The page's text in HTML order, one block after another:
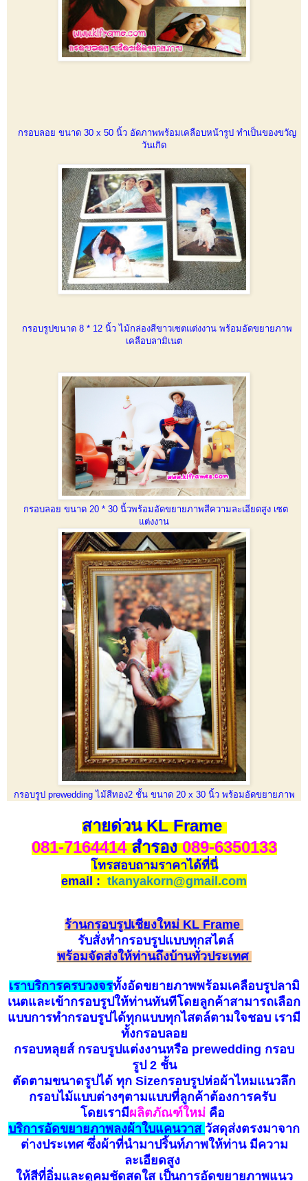
กรอบลอย ขนาด 30 x 50 นิ้ว อัดภาพพร้อมเคลือบหน้ารูป ทำเป็นของขวัญ
วันเกิด
กรอบรูปขนาด 8 * 12 นิ้ว ไม้กล่องสีขาวเซตแต่งงาน พร้อมอัดขยายภาพ
เคลือบลามิเนต
กรอบลอย ขนาด 20 * 30 นิ้วพร้อมอัดขยายภาพสีความละเอียดสูง เซต
แต่งงาน
กรอบรูป prewedding ไม้สีทอง2 ชั้น ขนาด 20 x 30 นิ้ว พร้อมอัดขยายภาพ
สายด่วน KL Frame
081-7164414สำรอง089-6350133
โทรสอบถามราคาได้ที่นี่
email : tkanyakorn@gmail.com
ร้านกรอบรูปเชียงใหม่ KL Frame
รับสั่งทำกรอบรูปแบบทุกสไตล์
พร้อมจัดส่งให้ท่านถึงบ้านทั่วประเทศ
เราบริการครบวงจรทั้งอัดขยายภาพพร้อมเคลือบรูปลามิ
เนตและเข้ากรอบรูปให้ท่านทันทีโดยลูกค้าสามารถเลือก
แบบการทำกรอบรูปได้ทุกแบบทุกไสตล์ตามใจชอบ เรามี
ทั้งกรอบลอย
กรอบหลุยส์ กรอบรูปแต่งงานหรือ prewedding กรอบ
รูป 2 ชั้น
ตัดตามขนาดรูปได้ ทุก Sizeกรอบรูปห่อผ้าไหมแนวลึก
กรอบไม้แบบต่างๆตามแบบที่ลูกค้าต้องการครับ
โดยเรามีผลิตภัณฑ์ใหม่คือ
บริการอัดขยายภาพลงผ้าใบแคนวาส วัสดุส่งตรงมาจาก
ต่างประเทศ ซึ่งผ้าที่นำมาปริ้นท์ภาพให้ท่าน มีความ
ละเอียดสูง
ให้สีที่อิ่มและดูคมชัดสดใส เป็นการอัดขยายภาพแนว